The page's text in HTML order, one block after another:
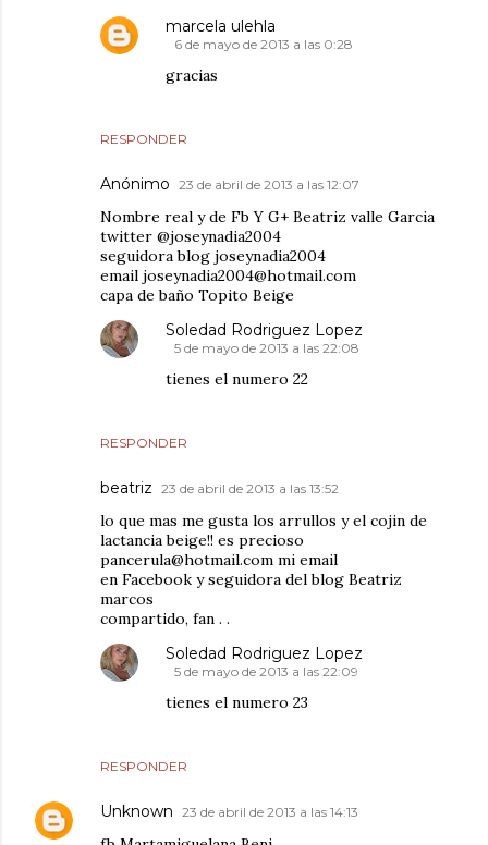
RESPONDER
marcela ulehla
6 de mayo de 2013 a las 0:28
gracias
Anónimo 23 de abril de 2013 a las 12:07
Nombre real y de Fb Y G+ Beatriz valle Garcia
twitter @joseynadia2004
seguidora blog joseynadia2004
email joseynadia2004@hotmail.com
capa de baño Topito Beige
RESPONDER
Soledad Rodriguez Lopez
5 de mayo de 2013 a las 22:08
tienes el numero 22
beatriz 23 de abril de 2013 a las 13:52
lo que mas me gusta los arrullos y el cojin de
lactancia beige!! es precioso
pancerula@hotmail.com mi email
en Facebook y seguidora del blog Beatriz
marcos
compartido, fan . .
RESPONDER
Soledad Rodriguez Lopez
5 de mayo de 2013 a las 22:09
tienes el numero 23
Unknown 23 de abril de 2013 a las 14:13